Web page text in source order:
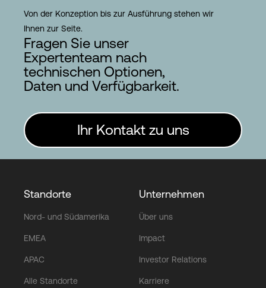
Von der Konzeption bis zur Ausführung stehen wir
Ihnen zur Seite.
Fragen Sie unser
Expertenteam nach
technischen Optionen,
Daten und Verfügbarkeit.
Ihr Kontakt zu uns
Standorte
Nord- und Südamerika
EMEA
APAC
Alle Standorte
Unternehmen
Über uns
Impact
Investor Relations
Karriere